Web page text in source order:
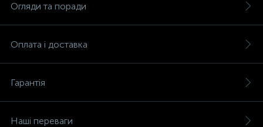
Огляди та поради
Оплата і доставка
Гарантія
Наші переваги